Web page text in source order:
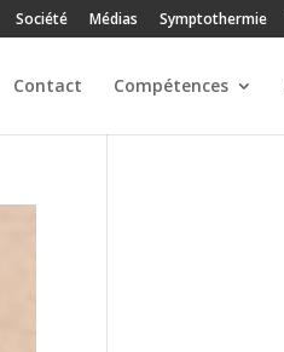
Société Médias Symptothermie
Contact Compétences